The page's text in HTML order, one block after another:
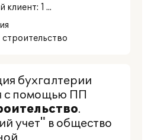
клиент: 1 ...
бухгалтерии
с помощью ПП
.
учет" в общество